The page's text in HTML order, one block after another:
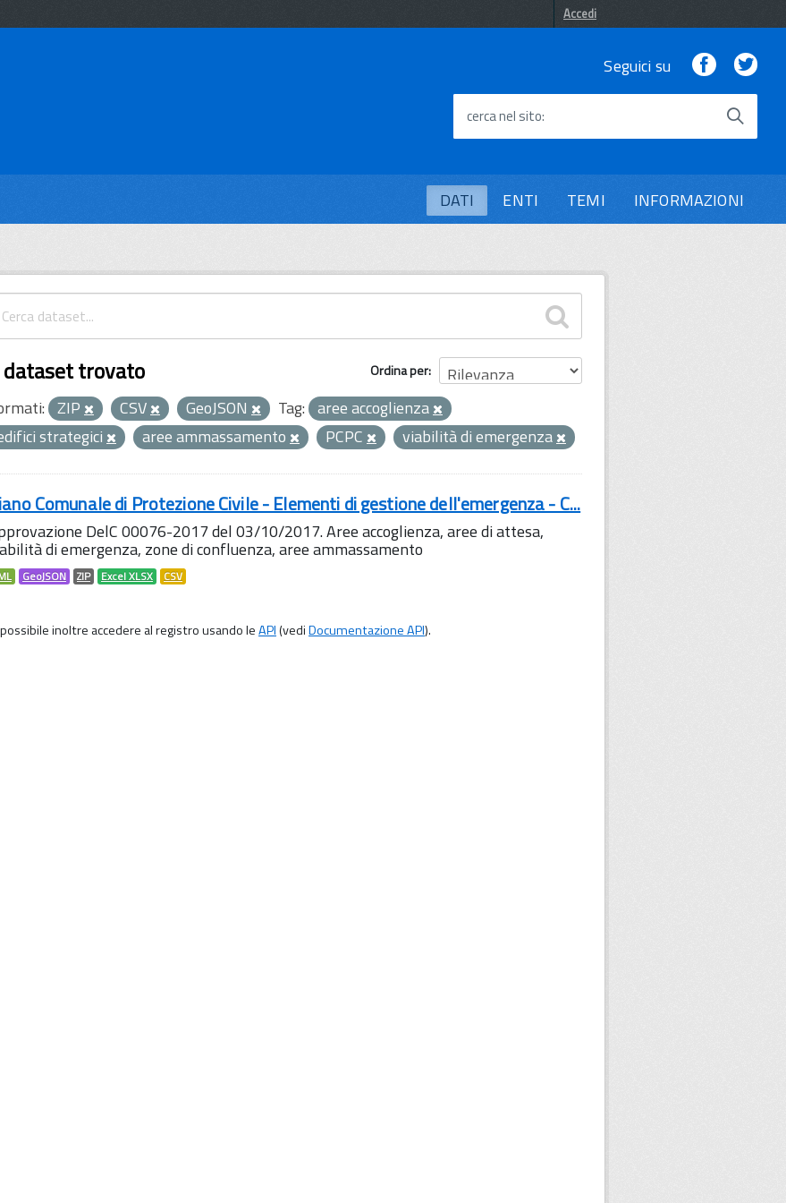
Accedi
Seguici su Facebook
cerca nel sito
DATI ENTI TEMI INFORMAZIONI
Ordina per
dataset trovato
ZIP CSV GeoJSON Tag: aree accoglienza
strategici
aree ammassamento PCPC viabilità di emergenza
Comunale di Protezione Civile - Elementi di gestione dell'emergenza - C...
DelC 00076-2017 del 03/10/2017. Aree accoglienza, aree di attesa,
di emergenza, zone di confluenza, aree ammassamento
GeoJSON ZIP Excel XLSX CSV
inoltre accedere al registro usando leAPI(vediDocumentazione API).